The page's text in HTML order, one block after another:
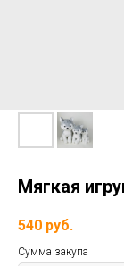
Мягкая
540 руб.
Сумма закупа